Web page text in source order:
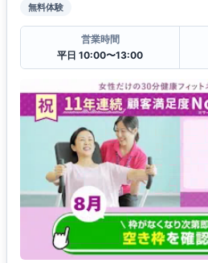
無料体験
営業時間
平日 10:00〜13:00